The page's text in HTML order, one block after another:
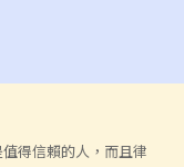
得信賴的人，而且律
。他是一位好人，我
涉及的法律費用也不